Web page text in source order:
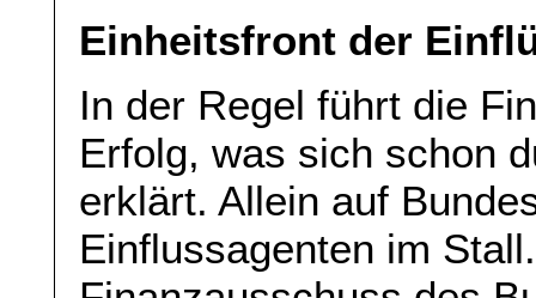
Einheitsfront der
In der Regel führt die
Erfolg, was sich schon
erklärt. Allein auf
Einflussagenten im